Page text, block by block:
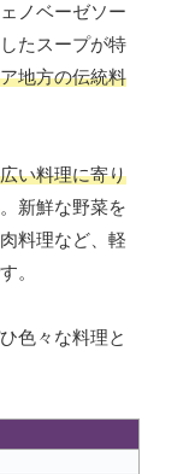
ノベーゼソー
たスープが特
地方の伝統料
い料理に寄り
。新鮮な野菜を
料理など、軽
。
色々な料理と